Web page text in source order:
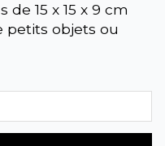
de 15 x 15 x 9 cm
petits objets ou